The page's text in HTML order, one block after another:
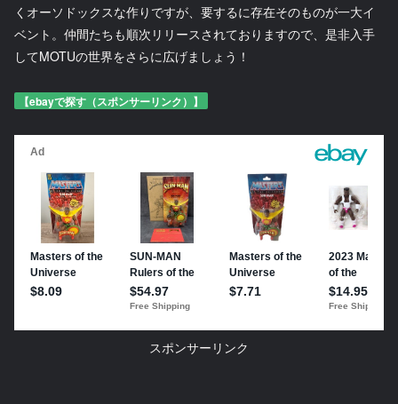
くオーソドックスな作りですが、要するに存在そのものが一大イ
ベント。仲間たちも順次リリースされておりますので、是非入手
してMOTUの世界をさらに広げましょう！
【ebayで探す（スポンサーリンク）】
スポンサーリンク